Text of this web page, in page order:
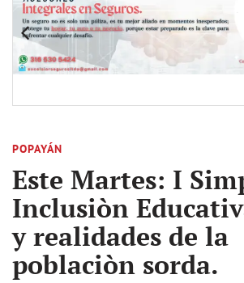
POPAYÁN
Este Martes: I
Inclusiòn
y realidades de la
poblaciòn sorda.